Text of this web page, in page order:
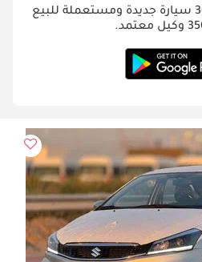
استكشف أكثر من 30،000 سيارة جديدة ومستعملة للبيع